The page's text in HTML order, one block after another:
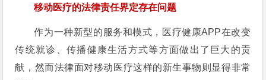
移动医疗的法律责任界定存在问题
作为一种新型的服务和模式，医疗健康APP在改变
传统就诊、传播健康生活方式等方面做出了巨大的贡
献，然而法律面对移动医疗这样的新生事物则显得非常